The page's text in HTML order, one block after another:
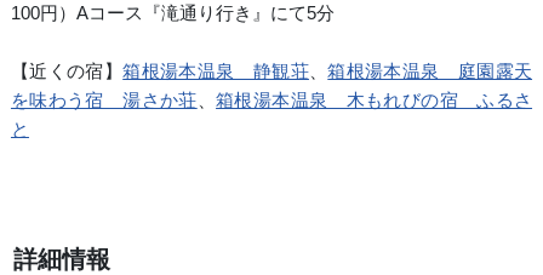
100円）Aコース『滝通り行き』にて5分
【近くの宿】箱根湯本温泉 静観荘、箱根湯本温泉 庭園露天
を味わう宿 湯さか荘 、箱根湯本温泉 木もれびの宿 ふるさ
と
詳細情報